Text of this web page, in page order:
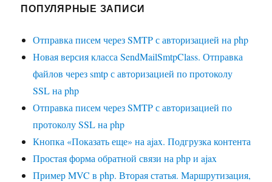
ПОПУЛЯРНЫЕ ЗАПИСИ
Отправка писем через SMTP с авторизацией на php
Новая версия класса SendMailSmtpClass. Отправка
файлов через smtp с авторизацией по протоколу
SSL на php
Отправка писем через SMTP с авторизацией по
протоколу SSL на php
Кнопка «Показать еще» на ajax. Подгрузка контента
Простая форма обратной связи на php и ajax
Пример MVC в php. Вторая статья. Маршрутизация,